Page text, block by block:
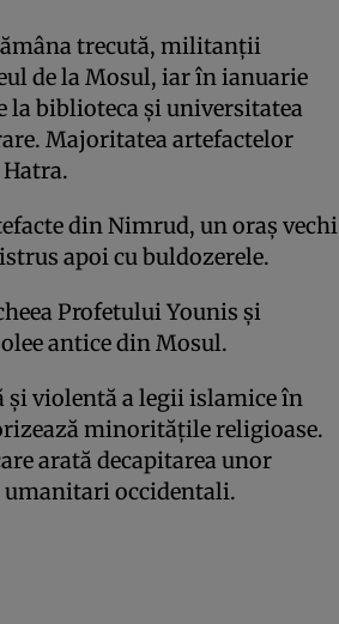
trecută, militanţii
de la Mosul, iar în ianuarie
la biblioteca şi universitatea
Majoritatea artefactelor
din Nimrud, un oraş vechi
apoi cu buldozerele.
Profetului Younis şi
antice din Mosul.
şi violentă a legii islamice în
minorităţile religioase.
arată decapitarea unor
occidentali.